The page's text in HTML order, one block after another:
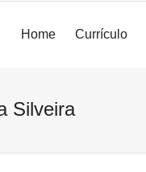
Home Currículo
Silveira